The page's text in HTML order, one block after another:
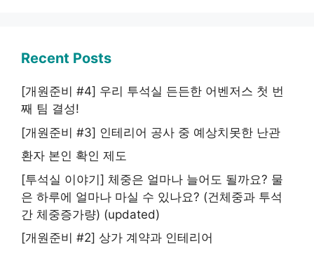
Recent Posts
[개원준비 #4] 우리 투석실 든든한 어벤저스 첫 번
째 팀 결성!
[개원준비 #3] 인테리어 공사 중 예상치못한 난관
환자 본인 확인 제도
[투석실 이야기] 체중은 얼마나 늘어도 될까요? 물
은 하루에 얼마나 마실 수 있나요? (건체중과 투석
간 체중증가량) (updated)
[개원준비 #2] 상가 계약과 인테리어